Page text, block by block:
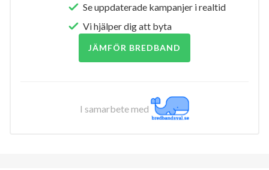
Se uppdaterade kampanjer i realtid
Vi hjälper dig att byta
JÄMFÖR BREDBAND
I samarbete med